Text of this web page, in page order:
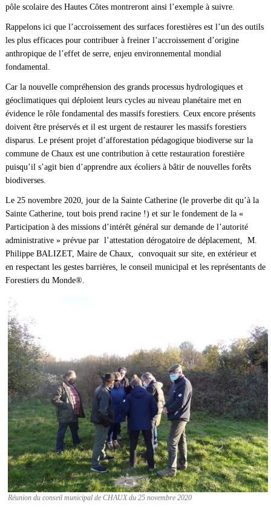
pôle scolaire des Hautes Côtes montreront ainsi l’exemple à suivre.
Rappelons ici que l’accroissement des surfaces forestières est l’un des outils
les plus efficaces pour contribuer à freiner l’accroissement d’origine
anthropique de l’effet de serre, enjeu environnemental mondial
fondamental.
Car la nouvelle compréhension des grands processus hydrologiques et
géoclimatiques qui déploient leurs cycles au niveau planétaire met en
évidence le rôle fondamental des massifs forestiers. Ceux encore présents
doivent être préservés et il est urgent de restaurer les massifs forestiers
disparus. Le présent projet d’afforestation pédagogique biodiverse sur la
commune de Chaux est une contribution à cette restauration forestière
puisqu’il s’agit bien d’apprendre aux écoliers à bâtir de nouvelles forêts
biodiverses.
Le 25 novembre 2020, jour de la Sainte Catherine (le proverbe dit qu’à la
Sainte Catherine, tout bois prend racine !) et sur le fondement de la «
Participation à des missions d’intérêt général sur demande de l’autorité
administrative » prévue par l’attestation dérogatoire de déplacement, M.
Philippe BALIZET, Maire de Chaux, convoquait sur site, en extérieur et
en respectant les gestes barrières, le conseil municipal et les représentants de
Forestiers du Monde®.
Réunion du conseil municipal de CHAUX du 25 novembre 2020